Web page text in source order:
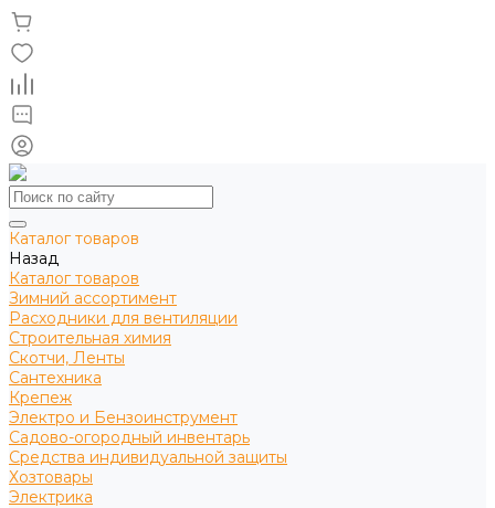
Каталог товаров
Назад
Каталог товаров
Зимний ассортимент
Расходники для вентиляции
Строительная химия
Скотчи, Ленты
Сантехника
Крепеж
Электро и Бензоинструмент
Садово-огородный инвентарь
Средства индивидуальной защиты
Хозтовары
Электрика